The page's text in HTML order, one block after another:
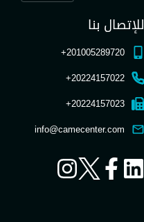
للإتصال بنا
201005289720+
20224157022+
20224157023+
info@camecenter.com